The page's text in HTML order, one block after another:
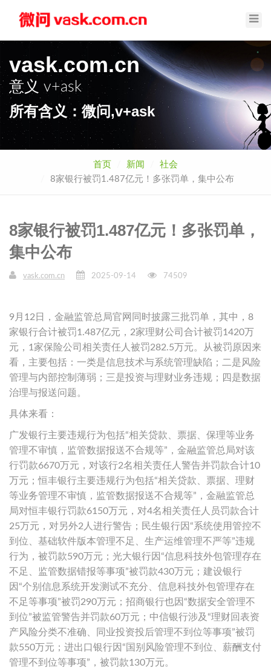
vask.com.cn
意义v+ask
所有含义：微问,v+ask
首页 新闻
社会
8家银行被罚1.487亿元！多张罚单，集中公布
8家银行被罚1.487亿元！多张罚单，
集中公布
vask.com.cn 2025-09-14 74509
9月12日，金融监管总局官网同时披露三批罚单，其中，8
家银行合计被罚1.487亿元，2家理财公司合计被罚1420万
元，1家保险公司相关责任人被罚282.5万元。从被罚原因来
看，主要包括：一类是信息技术与系统管理缺陷；二是风险
管理与内部控制薄弱；三是投资与理财业务违规；四是数据
治理与报送问题。
具体来看：
广发银行主要违规行为包括“相关贷款、票据、保理等业务
管理不审慎，监管数据报送不合规等”，金融监管总局对该
行罚款6670万元，对该行2名相关责任人警告并罚款合计10
万元；恒丰银行主要违规行为包括“相关贷款、票据、理财
等业务管理不审慎，监管数据报送不合规等”，金融监管总
局对恒丰银行罚款6150万元，对4名相关责任人员罚款合计
25万元，对另外2人进行警告；民生银行因“系统使用管控不
到位、基础软件版本管理不足、生产运维管理不严等”违规
行为，被罚款590万元；光大银行因“信息科技外包管理存在
不足、监管数据错报等事项”被罚款430万元；建设银行
因“个别信息系统开发测试不充分、信息科技外包管理存在
不足等事项”被罚290万元；招商银行也因“数据安全管理不
到位”被监管警告并罚款60万元；中信银行涉及“理财回表资
产风险分类不准确、同业投资投后管理不到位等事项”被罚
款550万元；进出口银行因“国别风险管理不到位、薪酬支付
管理不到位等事项”，被罚款130万元。